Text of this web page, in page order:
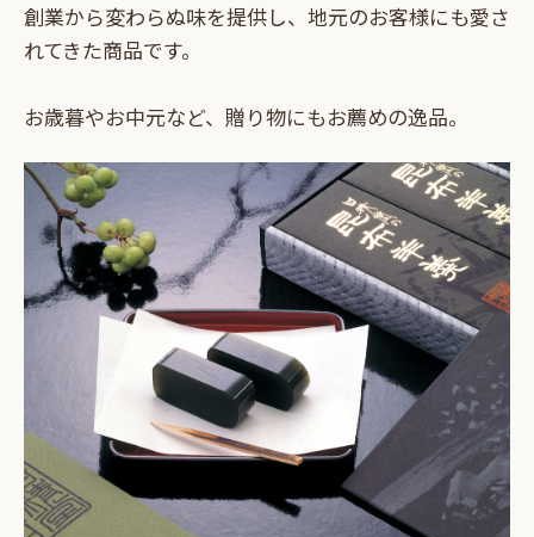
創業から変わらぬ味を提供し、地元のお客様にも愛さ
れてきた商品です。
お歳暮やお中元など、贈り物にもお薦めの逸品。